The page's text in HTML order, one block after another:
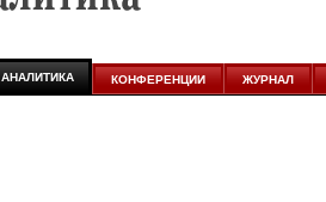
АНАЛИТИКА КОНФЕРЕНЦИИ ЖУРНАЛ